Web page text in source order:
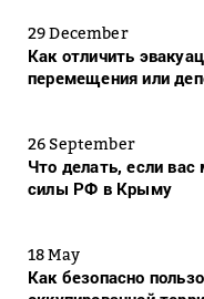
29 December
Как отличить
перемещения или
26 September
Что делать, если
силы РФ в Крыму
18 May
Как безопасно